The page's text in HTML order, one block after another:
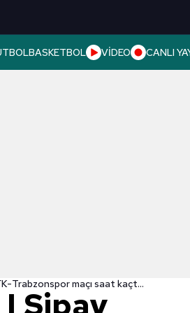
BASKETBOL VİDEO CANLI
TS MAÇI CANLI İZLE | Sipay Bodrum FK-Trabzonspor maçı saat kaçta ve hangi kanalda yayınlanacak?
| Sipay